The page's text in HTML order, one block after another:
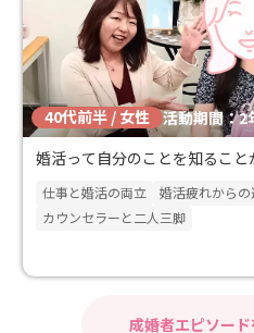
40代前半 / 女性 活動期間：2
婚活って自分のことを知ること
仕事と婚活の両立
婚活疲れからの
カウンセラーと二人三脚
成婚者エピソー